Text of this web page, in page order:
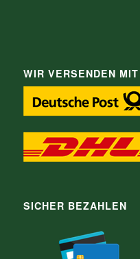
WIR VERSENDEN MIT
SICHER BEZAHLEN